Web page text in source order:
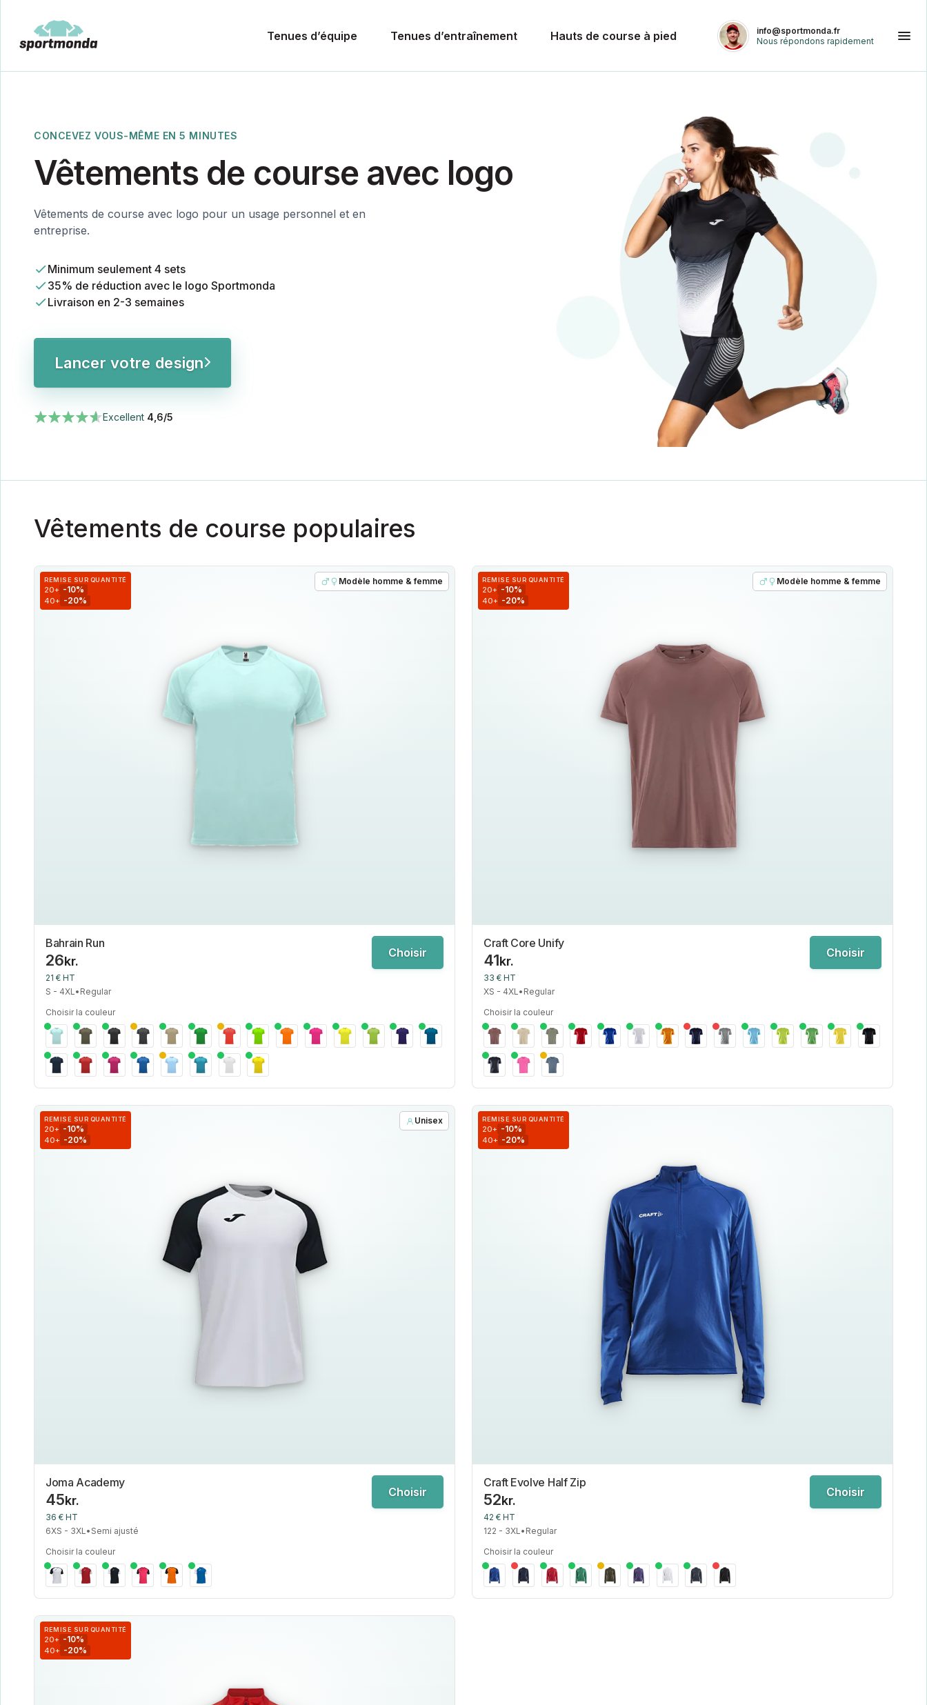
Tenues d’équipe Tenues d’entraînement Hauts de course à pied
info@sportmonda.fr
Nous répondons rapidement
CONCEVEZ VOUS-MÊME EN 5 MINUTES
Vêtements de course avec logo
Vêtements de course avec logo pour un usage personnel et en
entreprise.
Minimum seulement 4 sets
35% de réduction avec le logo Sportmonda
Livraison en 2-3 semaines
Lancer votre design
Excellent 4,6/5
Vêtements de course populaires
REMISE SUR QUANTITÉ
20+ -10%
40+ -20%
Modèle homme & femme
Bahrain Run
26kr.
21 € HT
S - 4XL• Regular
Choisir
Choisir la couleur
REMISE SUR QUANTITÉ
20+ -10%
40+ -20%
Modèle homme & femme
Craft Core Unify
41kr.
33 € HT
XS - 4XL• Regular
Choisir
Choisir la couleur
REMISE SUR QUANTITÉ
20+ -10%
40+ -20%
Unisex
Joma Academy
45kr.
36 € HT
6XS - 3XL• Semi ajusté
Choisir
Choisir la couleur
REMISE SUR QUANTITÉ
20+ -10%
40+ -20%
Craft Evolve Half Zip
52kr.
42 € HT
122 - 3XL• Regular
Choisir
Choisir la couleur
REMISE SUR QUANTITÉ
20+ -10%
40+ -20%